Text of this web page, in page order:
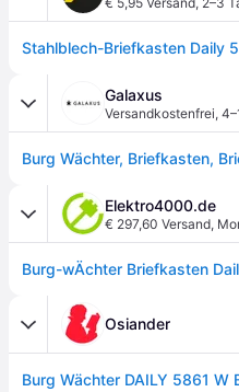
Stahlblech-Briefkasten Daily
Galaxus
Versandkostenfrei,
Elektro4000.de
€ 297,60 Versand,
Osiander